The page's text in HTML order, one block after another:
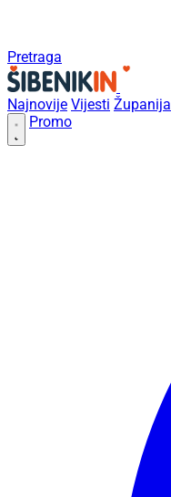
Pretraga
Najnovije Vijesti Županija
Promo